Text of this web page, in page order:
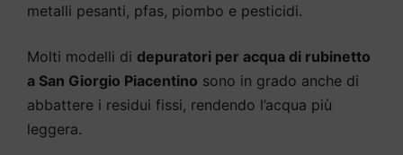
metalli pesanti, pfas, piombo e pesticidi.
Molti modelli di depuratori per acqua di rubinetto
a San Giorgio Piacentino sono in grado anche di
abbattere i residui fissi, rendendo l’acqua più
leggera.